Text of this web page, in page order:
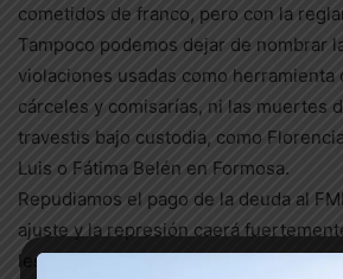
cometidos de franco, pero con la
Tampoco podemos dejar de nombrar
violaciones usadas como herramienta
cárceles y comisarías, ni las muertes
travestis bajo custodia, como
Luis o Fátima Belén en Formosa.
Repudiamos el pago de la deuda al
ajuste y la represión caerá
lesbianas, travestis, trans y no